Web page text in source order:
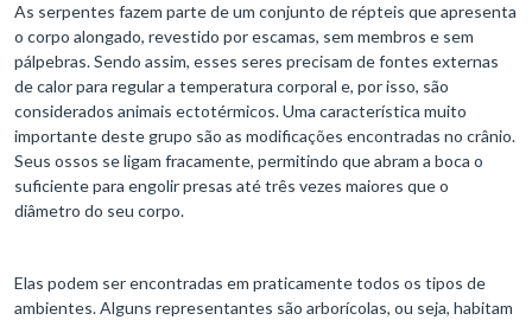
As serpentes fazem parte de um conjunto de répteis que apresenta
o corpo alongado, revestido por escamas, sem membros e sem
pálpebras. Sendo assim, esses seres precisam de fontes externas
de calor para regular a temperatura corporal e, por isso, são
considerados animais ectotérmicos. Uma característica muito
importante deste grupo são as modificações encontradas no crânio.
Seus ossos se ligam fracamente, permitindo que abram a boca o
suficiente para engolir presas até três vezes maiores que o
diâmetro do seu corpo.
Elas podem ser encontradas em praticamente todos os tipos de
ambientes. Alguns representantes são arborícolas, ou seja, habitam